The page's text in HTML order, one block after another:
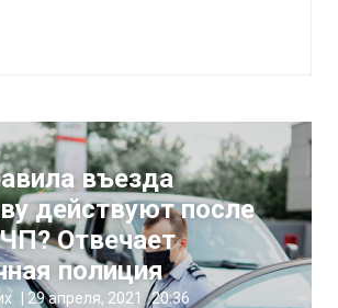
въезда
действуют после
Отвечает
полиция
29 апреля, 2021 20:36